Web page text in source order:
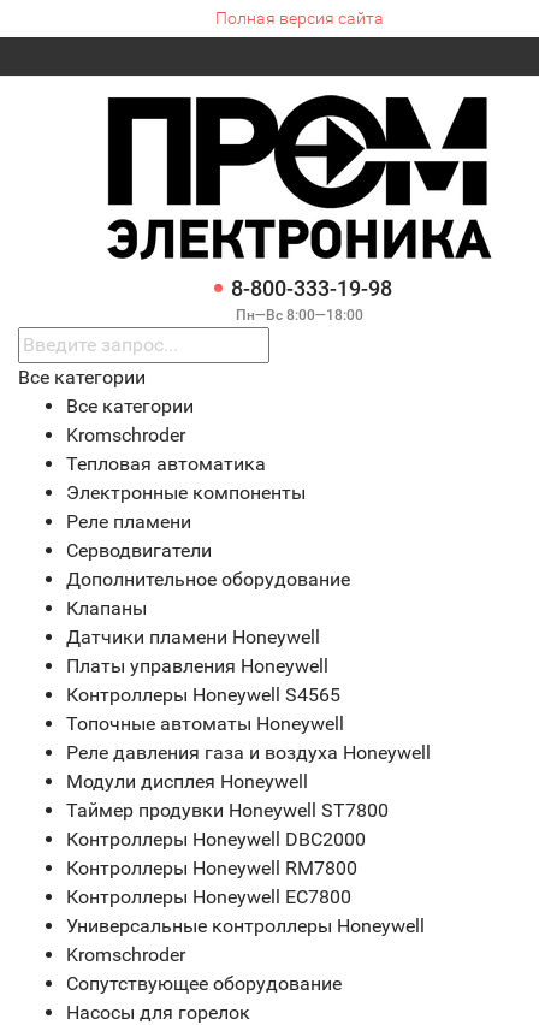
Полная версия сайта
8-800-333-19-98
Пн—Вс 8:00—18:00
Все категории
Все категории
Kromschroder
Тепловая автоматика
Электронные компоненты
Реле пламени
Серводвигатели
Дополнительное оборудование
Клапаны
Датчики пламени Honeywell
Платы управления Honeywell
Контроллеры Honeywell S4565
Топочные автоматы Honeywell
Реле давления газа и воздуха Honeywell
Модули дисплея Honeywell
Таймер продувки Honeywell ST7800
Контроллеры Honeywell DBC2000
Контроллеры Honeywell RM7800
Контроллеры Honeywell EC7800
Универсальные контроллеры Honeywell
Kromschroder
Сопутствующее оборудование
Насосы для горелок